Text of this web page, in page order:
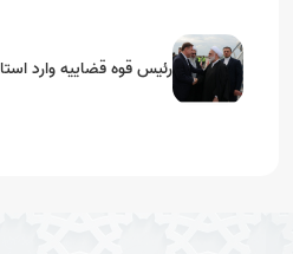
رئیس قوه قضاییه وارد